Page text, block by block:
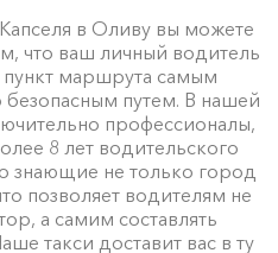
в Оливу вы можете
что ваш личный водитель
пункт маршрута самым
путем. В нашей
профессионалы,
8 лет водительского
знающие не только город
позволяет водителям не
а самим составлять
такси доставит вас в ту